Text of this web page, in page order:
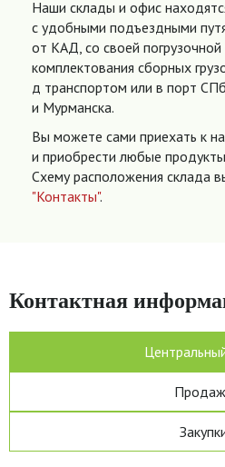
Наши склады и офис
с удобными подъездными
от КАД, со своей
комплектования сборных
д транспортом или в порт
и Мурманска.
Вы можете сами приехать к
и приобрести любые
Схему расположения склада
"Контакты".
Контактная